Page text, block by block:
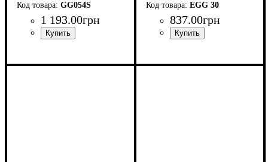
GG054S
1 193.00грн
EGG 30
837.00грн